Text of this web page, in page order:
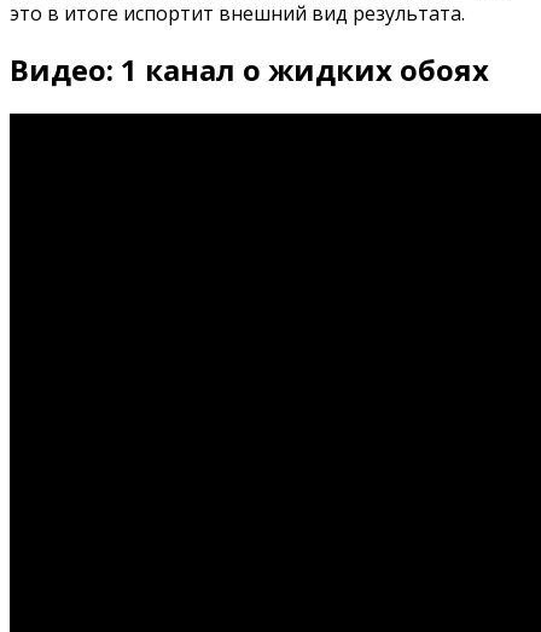
это в итоге испортит внешний вид результата.
Видео: 1 канал о жидких обоях